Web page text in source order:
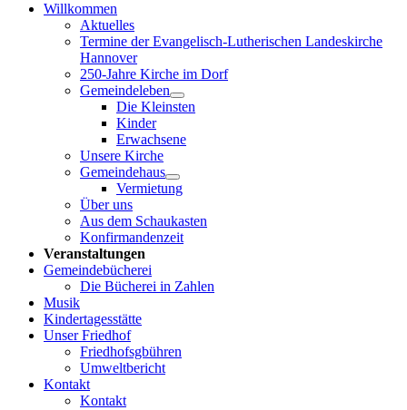
Willkommen
Aktuelles
Termine der Evangelisch-Lutherischen Landeskirche
Hannover
250-Jahre Kirche im Dorf
Gemeindeleben
Die Kleinsten
Kinder
Erwachsene
Unsere Kirche
Gemeindehaus
Vermietung
Über uns
Aus dem Schaukasten
Konfirmandenzeit
Veranstaltungen
Gemeindebücherei
Die Bücherei in Zahlen
Musik
Kindertagesstätte
Unser Friedhof
Friedhofsgbühren
Umweltbericht
Kontakt
Kontakt